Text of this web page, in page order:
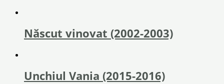
Născut vinovat (2002-2003)
Unchiul Vania (2015-2016)